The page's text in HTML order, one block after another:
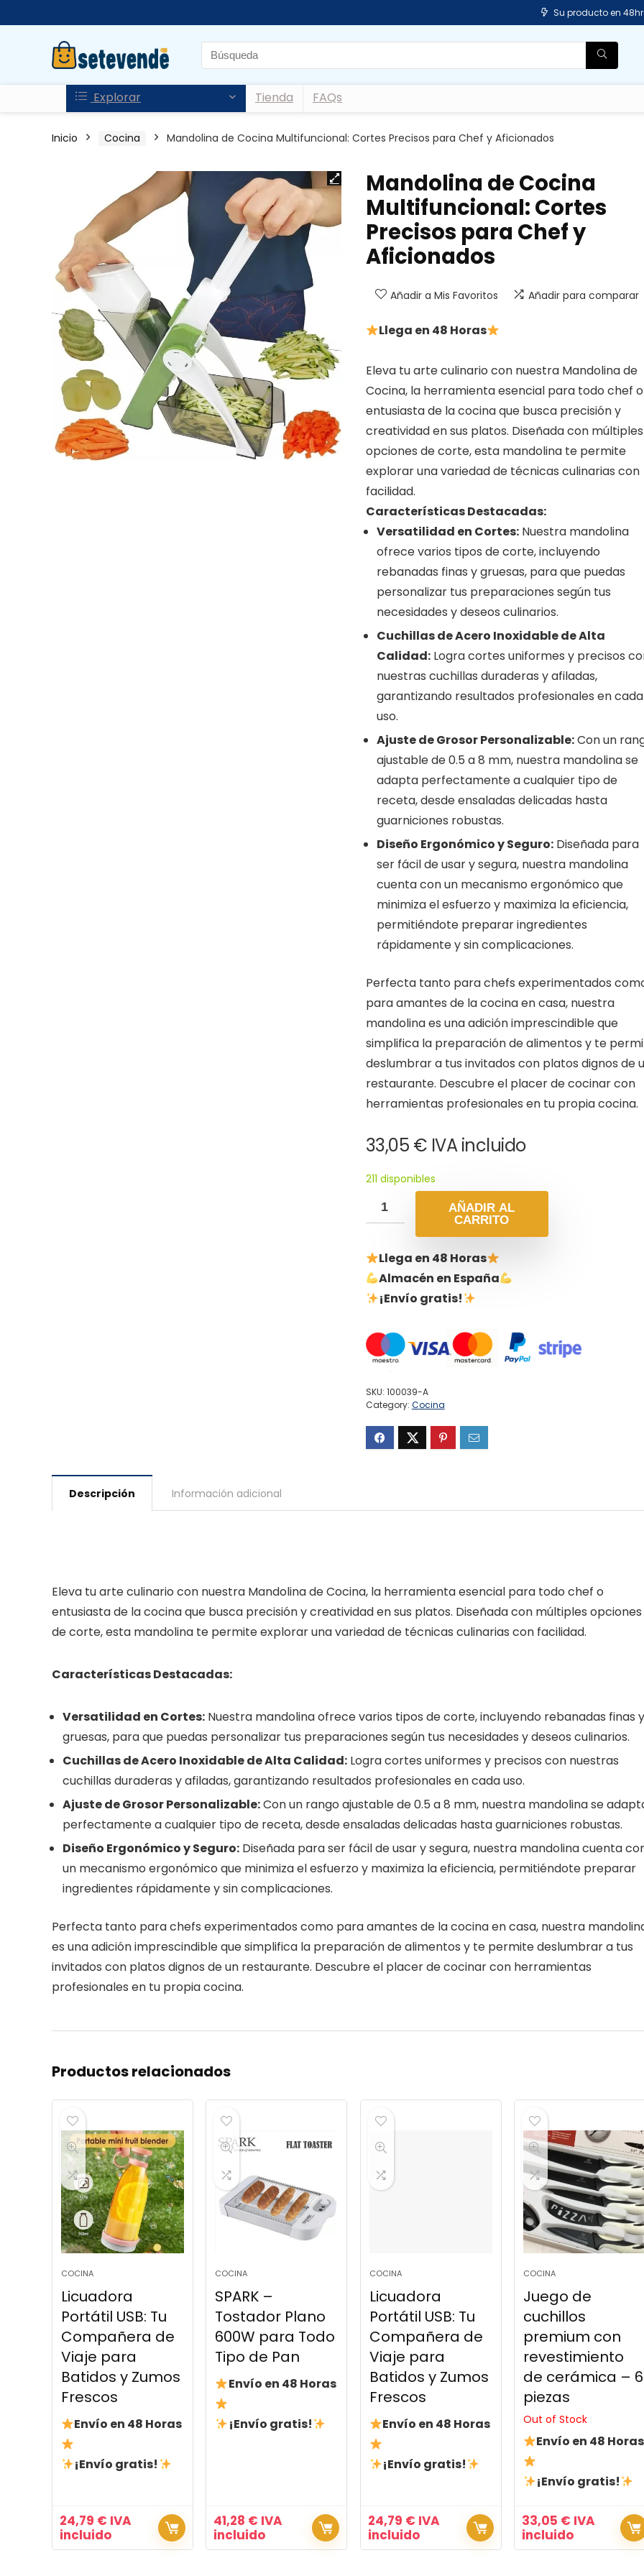
Su producto en
Explorar Tienda FAQs
Inicio Cocina Mandolina de Cocina Multifuncional: Cortes Precisos para Chef y Aficionados
Mandolina de Cocina
Multifuncional: Cortes
Precisos para Chef y
Aficionados
Añadir a Mis Favoritos Añadir para comparar
Llega en 48 Horas
Eleva tu arte culinario con nuestra Mandolina de
Cocina, la herramienta esencial para todo chef o
entusiasta de la cocina que busca precisión y
creatividad en sus platos. Diseñada con múltiples
opciones de corte, esta mandolina te permite
explorar una variedad de técnicas culinarias con
facilidad.
Características Destacadas:
Versatilidad en Cortes:Nuestra mandolina
ofrece varios tipos de corte, incluyendo
rebanadas finas y gruesas, para que puedas
personalizar tus preparaciones según tus
necesidades y deseos culinarios.
Cuchillas de Acero Inoxidable de Alta
Calidad:Logra cortes uniformes y precisos
nuestras cuchillas duraderas y afiladas,
garantizando resultados profesionales en cada
uso.
Ajuste de Grosor Personalizable:Con un
ajustable de 0.5 a 8 mm, nuestra mandolina se
adapta perfectamente a cualquier tipo de
receta, desde ensaladas delicadas hasta
guarniciones robustas.
Diseño Ergonómico y Seguro:Diseñada para
ser fácil de usar y segura, nuestra mandolina
cuenta con un mecanismo ergonómico que
minimiza el esfuerzo y maximiza la eficiencia,
permitiéndote preparar ingredientes
rápidamente y sin complicaciones.
Perfecta tanto para chefs experimentados
para amantes de la cocina en casa, nuestra
mandolina es una adición imprescindible que
simplifica la preparación de alimentos y te
deslumbrar a tus invitados con platos dignos de
restaurante. Descubre el placer de cocinar con
herramientas profesionales en tu propia cocina.
33,05 € IVA incluido
211 disponibles
AÑADIR AL
CARRITO
Llega en 48 Horas
Almacén en España
¡Envío gratis!
SKU: 100039-A
Category: Cocina
Descripción Información adicional
Eleva tu arte culinario con nuestra Mandolina de Cocina, la herramienta esencial para todo chef o
entusiasta de la cocina que busca precisión y creatividad en sus platos. Diseñada con múltiples opciones
de corte, esta mandolina te permite explorar una variedad de técnicas culinarias con facilidad.
Características Destacadas:
Versatilidad en Cortes: Nuestra mandolina ofrece varios tipos de corte, incluyendo rebanadas finas y
gruesas, para que puedas personalizar tus preparaciones según tus necesidades y deseos culinarios.
Cuchillas de Acero Inoxidable de Alta Calidad: Logra cortes uniformes y precisos con nuestras
cuchillas duraderas y afiladas, garantizando resultados profesionales en cada uso.
Ajuste de Grosor Personalizable:Con un rango ajustable de 0.5 a 8 mm, nuestra mandolina se
perfectamente a cualquier tipo de receta, desde ensaladas delicadas hasta guarniciones robustas.
Diseño Ergonómico y Seguro: Diseñada para ser fácil de usar y segura, nuestra mandolina cuenta
un mecanismo ergonómico que minimiza el esfuerzo y maximiza la eficiencia, permitiéndote preparar
ingredientes rápidamente y sin complicaciones.
Perfecta tanto para chefs experimentados como para amantes de la cocina en casa, nuestra
es una adición imprescindible que simplifica la preparación de alimentos y te permite deslumbrar a tus
invitados con platos dignos de un restaurante. Descubre el placer de cocinar con herramientas
profesionales en tu propia cocina.
Productos relacionados
COCINA
Licuadora
Portátil USB: Tu
Compañera de
Viaje para
Batidos y Zumos
Frescos
Envío en 48 Horas
¡Envío gratis!
24,79 € IVA
incluido
COCINA
SPARK –
Tostador Plano
600W para Todo
Tipo de Pan
Envío en 48 Horas
¡Envío gratis!
41,28 € IVA
incluido
COCINA
Licuadora
Portátil USB: Tu
Compañera de
Viaje para
Batidos y Zumos
Frescos
Envío en 48 Horas
¡Envío gratis!
24,79 € IVA
incluido
COCINA
Juego de
cuchillos
premium con
revestimiento
de cerámica – 6
piezas
Out of Stock
Envío en 48 Horas
¡Envío gratis!
33,05 € IVA
incluido